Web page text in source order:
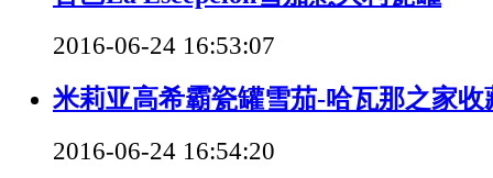
2016-06-24 16:53:07
米莉亚高希霸瓷罐雪茄-哈瓦那之家收
2016-06-24 16:54:20